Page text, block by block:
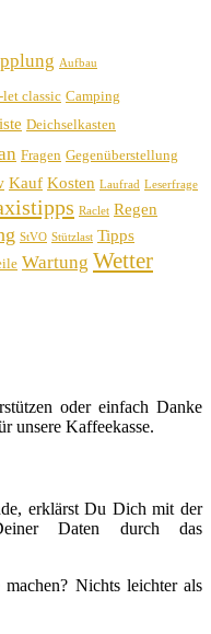
Aufbau
let classic Camping
Deichselkasten
Fragen Gegenüberstellung
Kauf Kosten Laufrad Leserfrage
Raclet Regen
StVO Stützlast Tipps
Wartung Wetter
oder einfach Danke
unsere Kaffeekasse.
erklärst Du Dich mit der
Daten durch das
Nichts leichter als